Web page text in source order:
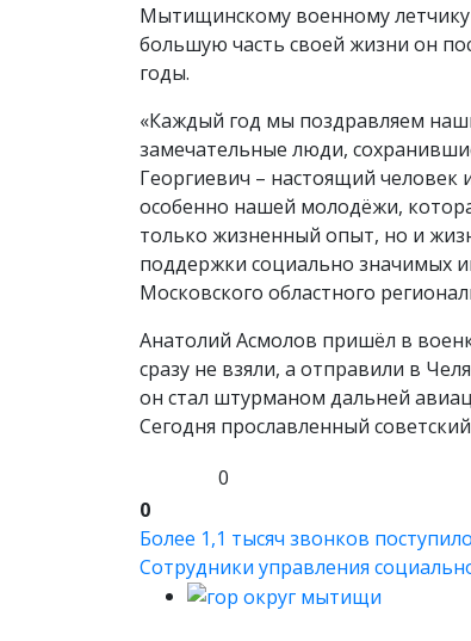
Мытищинскому военному летчику
большую часть своей жизни он
годы.
«Каждый год мы поздравляем
замечательные люди,
Георгиевич – настоящий
особенно нашей молодёжи,
только жизненный опыт, но и
поддержки социально значимых
Московского областного
Анатолий Асмолов пришёл в
сразу не взяли, а отправили в
он стал штурманом дальней
Сегодня прославленный
0
0
Более 1,1 тысяч звонков
Сотрудники управления